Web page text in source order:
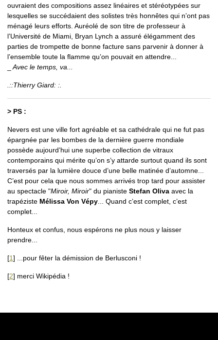
ouvraient des compositions assez linéaires et stéréotypées sur
lesquelles se succédaient des solistes très honnêtes qui n’ont pas
ménagé leurs efforts. Auréolé de son titre de professeur à
l’Université de Miami, Bryan Lynch a assuré élégamment des
parties de trompette de bonne facture sans parvenir à donner à
l’ensemble toute la flamme qu’on pouvait en attendre...
Avec le temps, va...
.::Thierry Giard: :.
> PS :
Nevers est une ville fort agréable et sa cathédrale qui ne fut pas
épargnée par les bombes de la dernière guerre mondiale
possède aujourd’hui une superbe collection de vitraux
contemporains qui mérite qu’on s’y attarde surtout quand ils sont
traversés par la lumière douce d’une belle matinée d’automne...
C’est pour cela que nous sommes arrivés trop tard pour assister
au spectacle "Miroir, Miroir" du pianiste Stefan Oliva avec la
trapéziste Mélissa Von Vépy... Quand c’est complet, c’est
complet...
Honteux et confus, nous espérons ne plus nous y laisser
prendre...
[1] ...pour fêter la démission de Berlusconi !
[2] merci Wikipédia !